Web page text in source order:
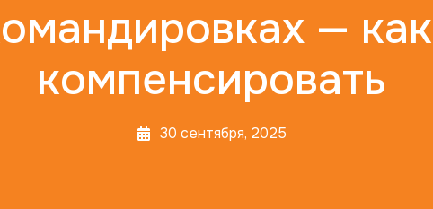
—
компенсировать
30 сентября, 2025